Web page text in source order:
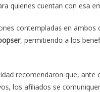
quienes cuentan con esa
contempladas en ambos
, permitiendo a los
recomendaron que,
los afiliados se